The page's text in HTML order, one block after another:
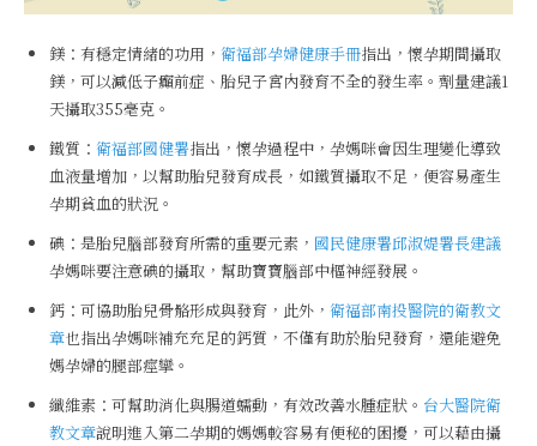
鎂：有穩定情緒的功用， 衛福部孕婦健康手冊指出，懷孕期間攝取
鎂，可以減低子癲前症、胎兒子宮內發育不全的發生率。劑量建議1
天攝取355毫克。
鐵質： 衛福部國健署指出，懷孕過程中，孕媽咪會因生理變化導致
血液量增加，以幫助胎兒發育成長，如鐵質攝取不足，便容易產生
孕期貧血的狀況。
碘：是胎兒腦部發育所需的重要元素， 國民健康署邱淑媞署長建議
孕媽咪要注意碘的攝取，幫助寶寶腦部中樞神經發展。
鈣：可協助胎兒骨骼形成與發育，此外， 衛福部南投醫院的衛教文
章也指出孕媽咪補充充足的鈣質，不僅有助於胎兒發育，還能避免
媽孕婦的腿部痙攣。
纖維素：可幫助消化與腸道蠕動，有效改善水腫症狀。 台大醫院衛
教文章說明進入第二孕期的媽媽較容易有便秘的困擾，可以藉由攝